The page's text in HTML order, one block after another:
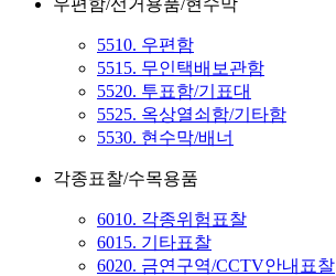
5510. 우편함
5515. 무인택배보관함
5520. 투표함/기표대
5525. 옥상열쇠함/기타함
5530. 현수막/배너
각종표찰/수목용품
6010. 각종위험표찰
6015. 기타표찰
6020. 금연구역/CCTV안내표찰